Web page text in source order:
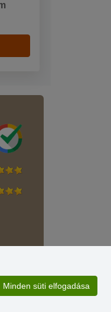
Minden süti elfogadása